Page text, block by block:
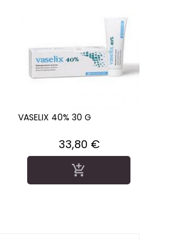
VASELIX 40% 30 G
Precio
33,80 €
